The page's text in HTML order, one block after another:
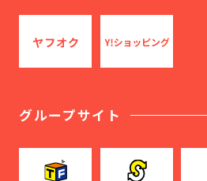
グループサイト